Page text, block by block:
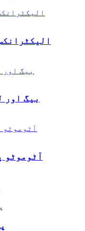
بیگ اور
آٹوموٹو